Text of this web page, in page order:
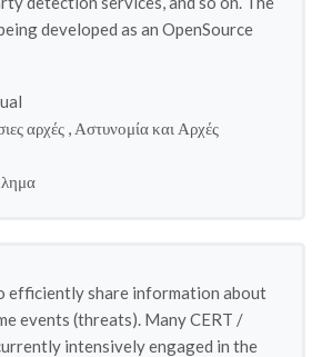
developed as an OpenSource
αρχές , Αστυνομία και Αρχές
efficiently share information about
events (threats). Many CERT /
intensively engaged in the